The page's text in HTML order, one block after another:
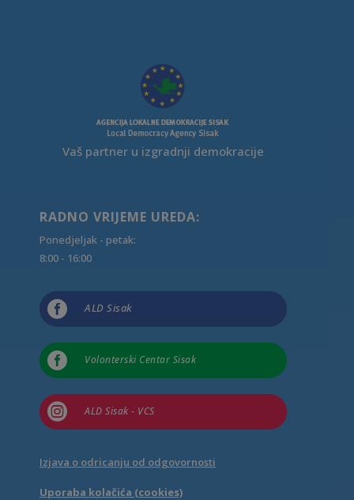
Vaš partner u izgradnji demokracije
RADNO VRIJEME UREDA:
Ponedjeljak - petak:
8:00 - 16:00
 ALD Sisak
 Volonterski Centar Sisak
 ALD Sisak - VCS
Izjava o odricanju od odgovornosti
Uporaba kolačića (cookies)